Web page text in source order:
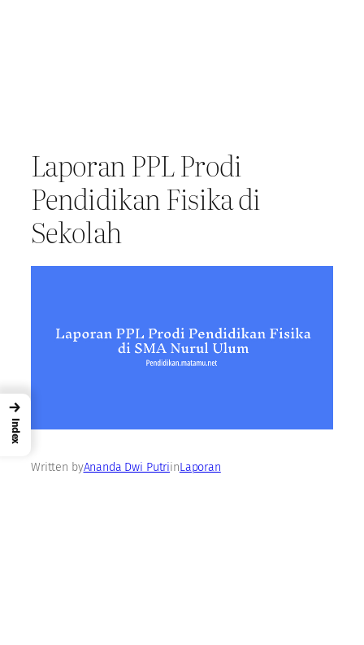
Laporan PPL Prodi
Pendidikan Fisika di
Sekolah
Written byAnanda Dwi PutriinLaporan
→
Index